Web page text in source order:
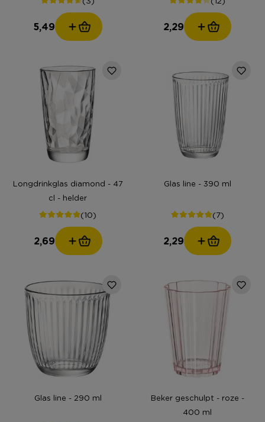
5,49 2,29
Longdrinkglas diamond - 47
cl - helder
(10)
2,69
Glas line - 390 ml
(7)
2,29
Glas line - 290 ml
Beker geschulpt - roze -
400 ml